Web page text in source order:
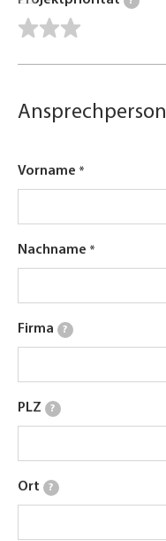
Ansprechperson
Vorname
Nachname
Firma ?
PLZ ?
Ort ?